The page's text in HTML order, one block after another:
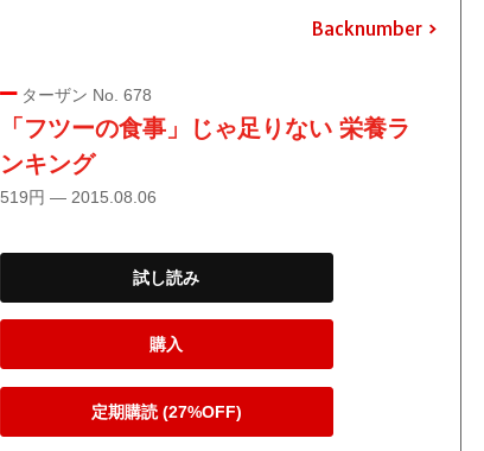
Backnumber
ターザン No. 678
「フツーの食事」じゃ足りない 栄養ラ
ンキング
519円 — 2015.08.06
試し読み
購入
定期購読 (27%OFF)